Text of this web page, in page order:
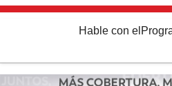
Hable con el